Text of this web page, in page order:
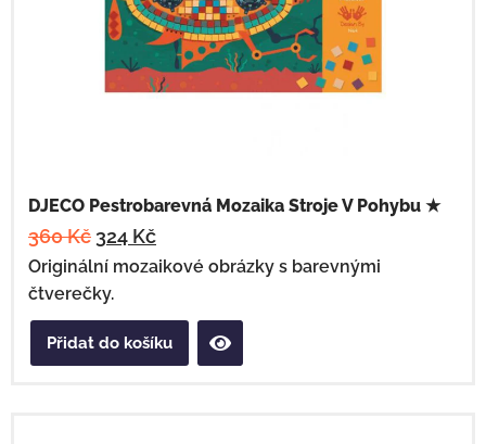
DJECO Pestrobarevná Mozaika Stroje V Pohybu ★
360Kč 324 Kč
Originální mozaikové obrázky s barevnými
čtverečky.
Přidat do košíku